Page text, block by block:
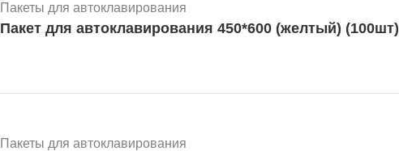
Пакеты для автоклавирования
Пакет для автоклавирования 450*600 (желтый) (100шт)
Пакеты для автоклавирования